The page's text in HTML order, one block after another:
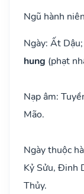
Ngũ hành
Ngày: Ất
hung (phạt
Nạp âm:
Mão.
Ngày thuộc
Kỷ Sửu, Đinh
Thủy.